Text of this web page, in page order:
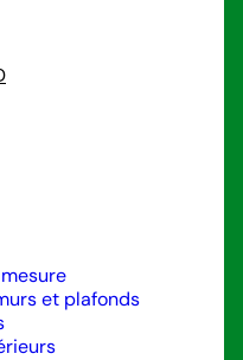
et plafonds